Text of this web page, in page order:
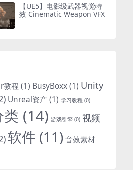
【UE5】电影级武器视觉特
效 Cinematic Weapon VFX
教程 (1) BusyBoxx(1) Unity
Unreal资产(1) 学习教程 (0)
(14) 游戏引擎 (0) 视频
软件 (11)音效素材